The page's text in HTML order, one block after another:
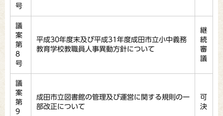
号
議
案
第
8
号
平成30年度末及び平成31年度成田市立小中義務
教育学校教職員人事異動方針について
継
続
審
議
議
案
第
9
成田市立図書館の管理及び運営に関する規則の一
部改正について
可
決